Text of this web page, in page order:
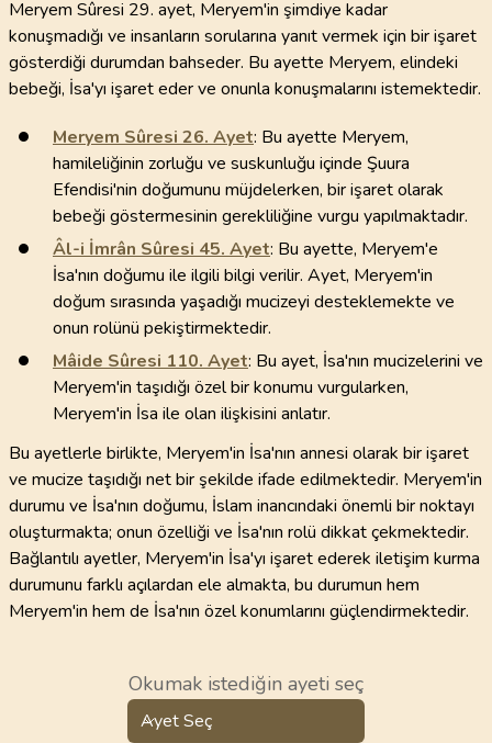
Meryem Sûresi 29. ayet, Meryem'in şimdiye kadar
konuşmadığı ve insanların sorularına yanıt vermek için bir işaret
gösterdiği durumdan bahseder. Bu ayette Meryem, elindeki
bebeği, İsa'yı işaret eder ve onunla konuşmalarını istemektedir.
Meryem Sûresi 26. Ayet: Bu ayette Meryem,
hamileliğinin zorluğu ve suskunluğu içinde Şuura
Efendisi'nin doğumunu müjdelerken, bir işaret olarak
bebeği göstermesinin gerekliliğine vurgu yapılmaktadır.
Âl-i İmrân Sûresi 45. Ayet: Bu ayette, Meryem'e
İsa'nın doğumu ile ilgili bilgi verilir. Ayet, Meryem'in
doğum sırasında yaşadığı mucizeyi desteklemekte ve
onun rolünü pekiştirmektedir.
Mâide Sûresi 110. Ayet: Bu ayet, İsa'nın mucizelerini ve
Meryem'in taşıdığı özel bir konumu vurgularken,
Meryem'in İsa ile olan ilişkisini anlatır.
Bu ayetlerle birlikte, Meryem'in İsa'nın annesi olarak bir işaret
ve mucize taşıdığı net bir şekilde ifade edilmektedir. Meryem'in
durumu ve İsa'nın doğumu, İslam inancındaki önemli bir noktayı
oluşturmakta; onun özelliği ve İsa'nın rolü dikkat çekmektedir.
Bağlantılı ayetler, Meryem'in İsa'yı işaret ederek iletişim kurma
durumunu farklı açılardan ele almakta, bu durumun hem
Meryem'in hem de İsa'nın özel konumlarını güçlendirmektedir.
Okumak istediğin ayeti seç
Ayet Seç